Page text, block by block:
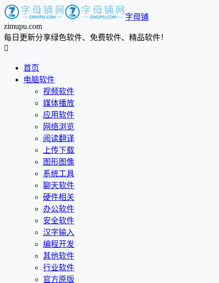
字母铺
zimupu.com
每日更新分享绿色软件、免费软件、精品软件！

首页
电脑软件
视频软件
媒体播放
应用软件
网络浏览
阅读翻译
上传下载
图形图像
系统工具
聊天软件
硬件相关
办公软件
安全软件
汉字输入
编程开发
其他软件
行业软件
官方原版